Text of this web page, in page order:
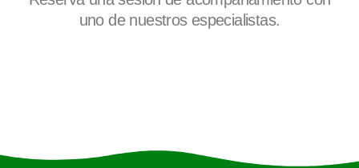
uno de nuestros especialistas.